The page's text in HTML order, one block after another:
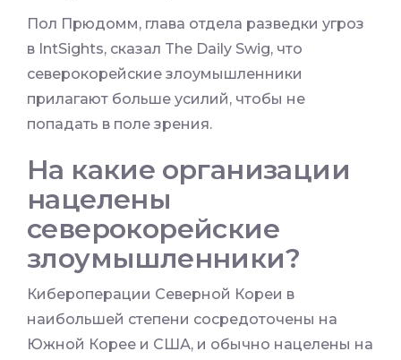
Пол Прюдомм, глава отдела разведки угроз
в IntSights, сказал The Daily Swig, что
северокорейские злоумышленники
прилагают больше усилий, чтобы не
попадать в поле зрения.
На какие организации
нацелены
северокорейские
злоумышленники?
Кибероперации Северной Кореи в
наибольшей степени сосредоточены на
Южной Корее и США, и обычно нацелены на